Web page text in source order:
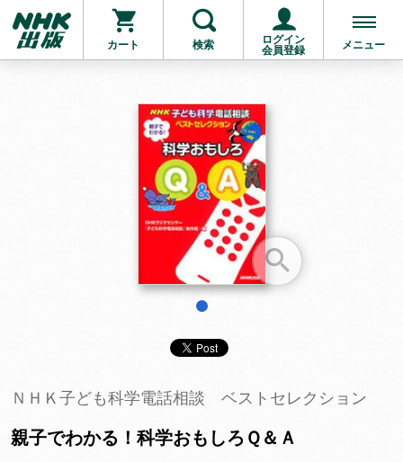
カート 検索
ログイン
会員登録
メニュー
お支払いに進む
他にも商品を買う
ＮＨＫ子ども科学電話相談 ベストセレクション
親子でわかる！科学おもしろＱ＆Ａ